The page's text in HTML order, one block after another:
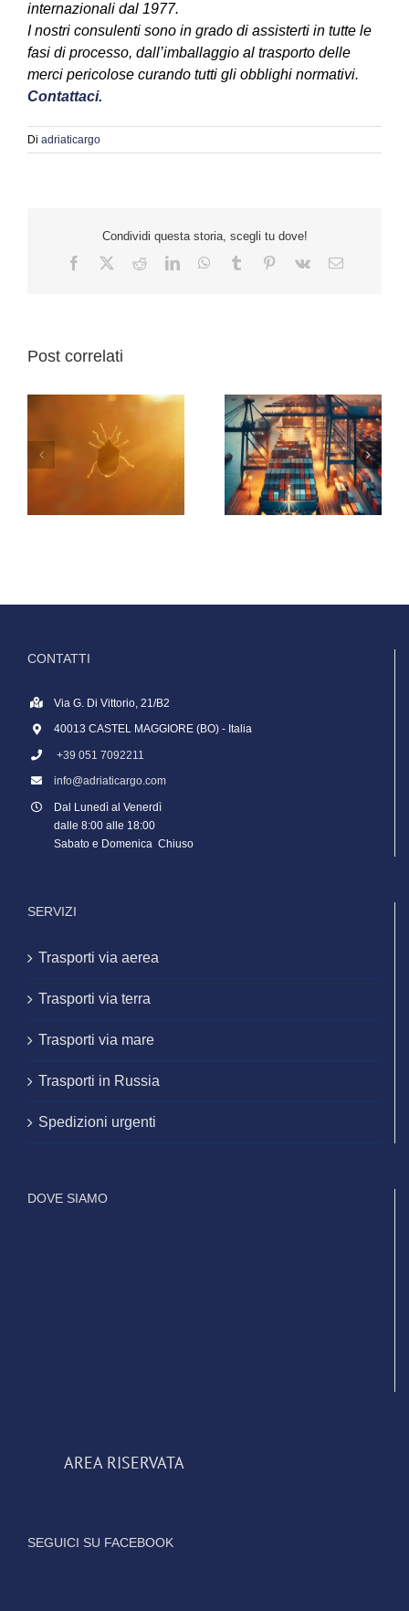
internazionali dal 1977.
I nostri consulenti sono in grado di assisterti in tutte le
fasi di processo, dall’imballaggio al trasporto delle
merci pericolose curando tutti gli obblighi normativi.
Contattaci.
Di adriaticargo
Condividi questa storia, scegli tu dove!
Facebook
TwitterRedditLinkedInWhatsApp
Tumblr Pinterest
Vk Email
Post correlati
CONTATTI
Via G. Di Vittorio, 21/B2
40013 CASTEL MAGGIORE (BO) - Italia
+39 051 7092211
info@adriaticargo.com
Dal Lunedì al Venerdì
dalle 8:00 alle 18:00
Sabato e Domenica Chiuso
SERVIZI
Trasporti via aerea
Trasporti via terra
Trasporti via mare
Trasporti in Russia
Spedizioni urgenti
DOVE SIAMO
AREA RISERVATA
SEGUICI SU FACEBOOK